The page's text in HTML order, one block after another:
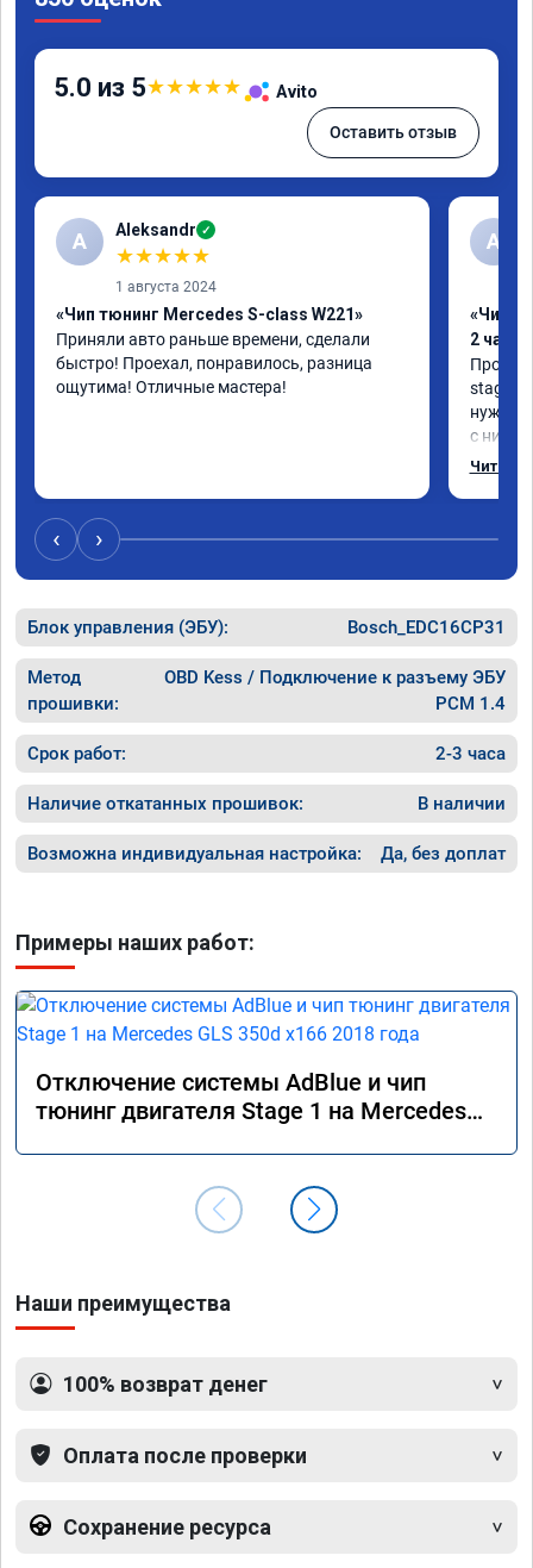
5.0 из 5★★★★★ Avito
Оставить отзыв
A Aleksandr ✓
★★★★★
1 августа 2024
«Чип тюнинг Mercedes S-class W221»
Приняли авто раньше времени, сделали
быстро! Проехал, понравилось, разница
ощутима! Отличные мастера!
А
«Чип
2 часа»
stage
нужно:
с
Одни
Читать
‹ ›
Блок управления (ЭБУ): Bosch_EDC16CP31
Метод
прошивки:
OBD Kess / Подключение к разъему ЭБУ
PCM 1.4
Срок работ: 2-3 часа
Наличие откатанных прошивок: В наличии
Возможна индивидуальная настройка: Да, без доплат
Примеры наших работ:
Отключение системы AdBlue и чип
тюнинг двигателя Stage 1 на Mercedes
Наши преимущества
100% возврат денег
Оплата после проверки
Сохранение ресурса